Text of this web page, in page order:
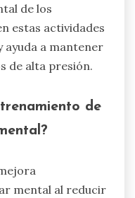
de los
estas actividades
ayuda a mantener
de alta presión.
de
mental al reducir